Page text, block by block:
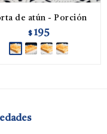
de atún - Porción
$ 195